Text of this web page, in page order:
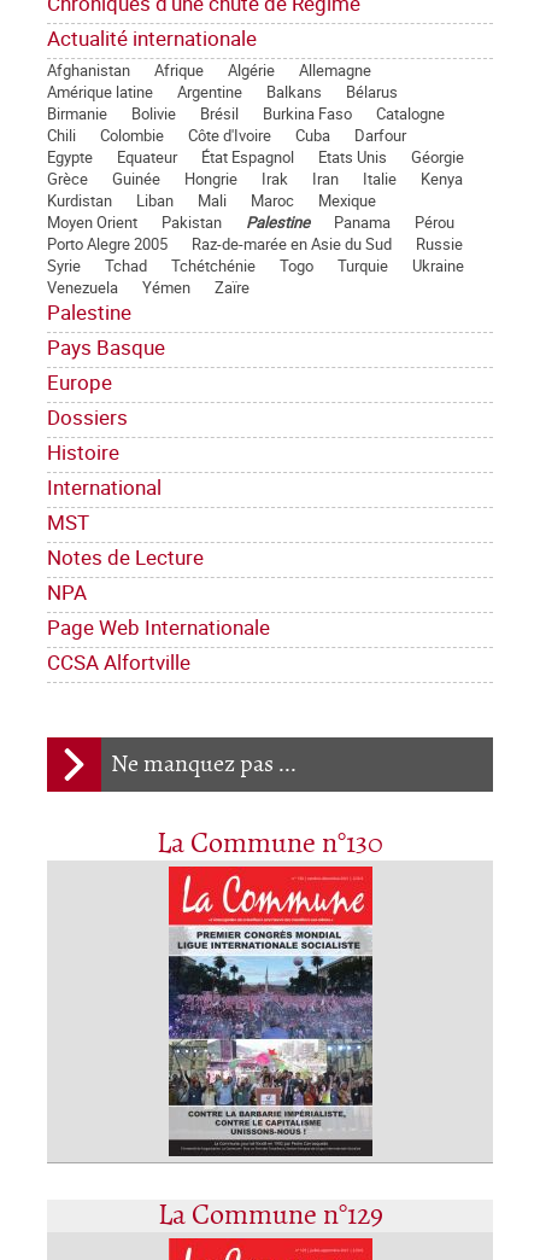
Actualité internationale
Afghanistan Afrique Algérie
Allemagne
Amérique latine
Argentine Balkans
Bélarus
Birmanie
Bolivie Brésil Burkina Faso
Catalogne
Chili
Colombie Côte d'Ivoire Cuba
Darfour
Egypte
Equateur État Espagnol Etats Unis
Géorgie
Grèce
Guinée Hongrie Irak Iran Italie
Kenya
Kurdistan
Liban Mali Maroc
Mexique
Moyen Orient
Pakistan Palestine Panama
Pérou
Porto Alegre 2005
Raz-de-marée en Asie du Sud
Russie
Syrie
Tchad Tchétchénie Togo Turquie
Ukraine
Venezuela
Yémen Zaïre
Palestine
Pays Basque
Europe
Dossiers
Histoire
International
MST
Notes de Lecture
NPA
Page Web Internationale
CCSA Alfortville
Ne manquez pas ...
La Commune n°130
La Commune n°129